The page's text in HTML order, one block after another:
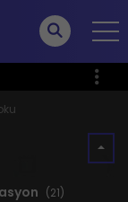
(21)